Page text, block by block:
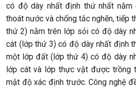
có độ dày nhất định thứ nhất
thoát nước và chống tắc nghẽn, tiếp
thứ 2) nằm trên lớp sỏi có độ dày
cát (lớp thứ 3) có độ dày nhất định
một lớp đất (lớp thứ 4) có độ dày
lớp cát và lớp thực vật được trồng
mật độ xác định trước. Công nghệ